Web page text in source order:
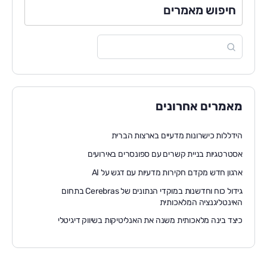
חיפוש מאמרים
מאמרים אחרונים
הידללות כישרונות מדעיים בארצות הברית
אסטרטגיות בניית קשרים עם ספונסרים באירועים
ארגון חדש מקדם חקירות מדעיות עם דגש על AI
גידול כוח וחדשנות במוקדי הנתונים של Cerebras בתחום
האינטליגנציה המלאכותית
כיצד בינה מלאכותית משנה את האנליטיקות בשיווק דיגיטלי